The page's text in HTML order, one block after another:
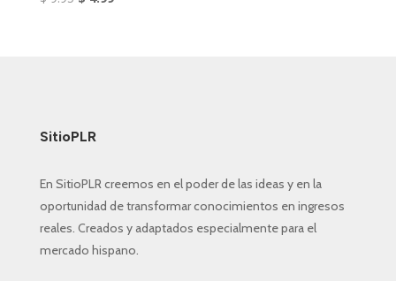
SitioPLR
En SitioPLR creemos en el poder de las ideas y en la
oportunidad de transformar conocimientos en ingresos
reales. Creados y adaptados especialmente para el
mercado hispano.